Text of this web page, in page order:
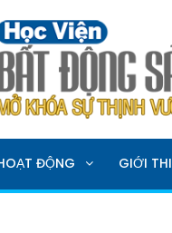
ĐỘNG
ĐỘNG GIỚI